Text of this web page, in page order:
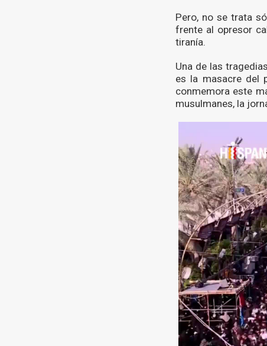
Pero, no se trata
frente al opresor
tiranía.
Una de las
es la masacre del
conmemora este
musulmanes, la